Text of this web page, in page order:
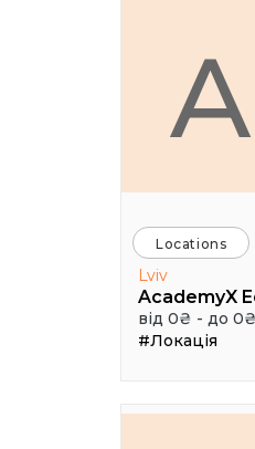
Locations
Lviv
від 0₴ - до 0₴
#Локація